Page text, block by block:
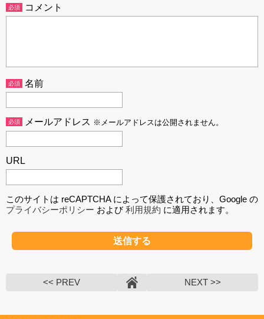
必須 コメント
必須 名前
必須 メールアドレス ※メールアドレスは公開されません。
URL
このサイトは reCAPTCHA によって保護されており、Google の
プライバシーポリシー および利用規約 に適用されます。
<< PREV NEXT >>